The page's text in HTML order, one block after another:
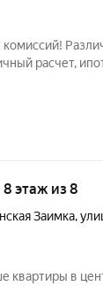
расчет,
современной
8 этаж из 8
Заимка,
квартиры в